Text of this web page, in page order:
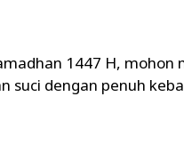
1447 H,
suci dengan penuh